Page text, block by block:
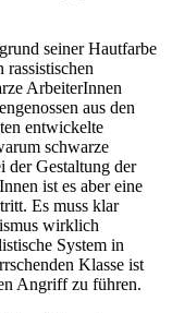
seiner Hautfarbe
rassistischen
ArbeiterInnen
aus den
entwickelte
schwarze
der Gestaltung der
ist es aber eine
Es muss klar
wirklich
System in
Klasse ist
Angriff zu führen.